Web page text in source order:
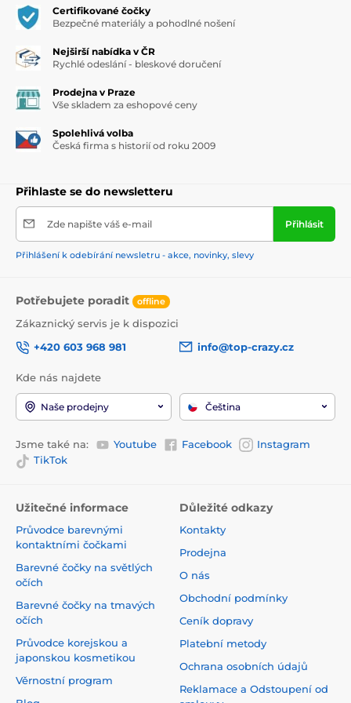
Certifikované čočky
Bezpečné materiály a pohodlné nošení
Nejširší nabídka v ČR
Rychlé odeslání - bleskové doručení
Prodejna v Praze
Vše skladem za eshopové ceny
Spolehlivá volba
Česká firma s historií od roku 2009
Přihlaste se do newsletteru
Zde napište váš e-mail Přihlásit
Přihlášení k odebírání newsletru - akce, novinky, slevy
Potřebujete poradit offline
Zákaznický servis je k dispozici
+420 603 968 981
info@top-crazy.cz
Kde nás najdete
Naše prodejny Čeština
Jsme také na: Youtube Facebook
Instagram
TikTok
Užitečné informace
Průvodce barevnými
kontaktními čočkami
Barevné čočky na světlých
očích
Barevné čočky na tmavých
očích
Průvodce korejskou a
japonskou kosmetikou
Věrnostní program
Důležité odkazy
Kontakty
Prodejna
O nás
Obchodní podmínky
Ceník dopravy
Platební metody
Ochrana osobních údajů
Reklamace a Odstoupení od